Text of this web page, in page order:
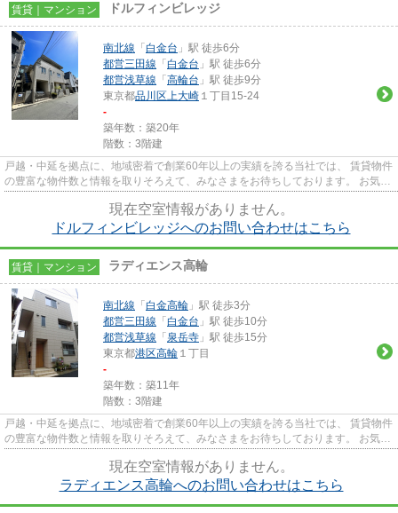
賃貸｜マンション ドルフィンビレッジ
南北線 「 白金台 」駅 徒歩6分
都営三田線 「 白金台 」駅 徒歩6分
都営浅草線 「 高輪台 」駅 徒歩9分
東京都品川区上大崎 １丁目15-24
-
築年数：築20年
階数：3階建
戸越・中延を拠点に、地域密着で創業60年以上の実績を誇る当社では、 賃貸物件
の豊富な物件数と情報を取りそろえて、みなさまをお待ちしております。 お気軽
現在空室情報がありません。
ドルフィンビレッジへのお問い合わせはこちら
賃貸｜マンション ラディエンス高輪
南北線 「 白金高輪 」駅 徒歩3分
都営三田線 「 白金台 」駅 徒歩10分
都営浅草線 「 泉岳寺 」駅 徒歩15分
東京都港区高輪 １丁目
-
築年数：築11年
階数：3階建
戸越・中延を拠点に、地域密着で創業60年以上の実績を誇る当社では、 賃貸物件
の豊富な物件数と情報を取りそろえて、みなさまをお待ちしております。 お気軽
現在空室情報がありません。
ラディエンス高輪へのお問い合わせはこちら